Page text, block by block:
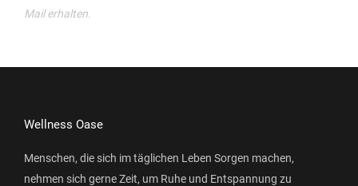
Mail erhalten.
Wellness Oase
Menschen, die sich im täglichen Leben Sorgen machen,
nehmen sich gerne Zeit, um Ruhe und Entspannung zu